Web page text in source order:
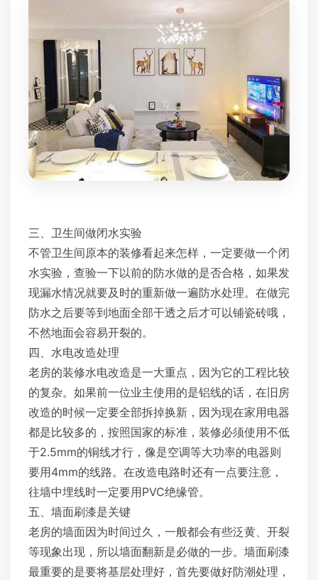
三、卫生间做闭水实验
不管卫生间原本的装修看起来怎样，一定要做一个闭
水实验，查验一下以前的防水做的是否合格，如果发
现漏水情况就要及时的重新做一遍防水处理。在做完
防水之后要等到地面全部干透之后才可以铺瓷砖哦，
不然地面会容易开裂的。
四、水电改造处理
老房的装修水电改造是一大重点，因为它的工程比较
的复杂。如果前一位业主使用的是铝线的话，在旧房
改造的时候一定要全部拆掉换新，因为现在家用电器
都是比较多的，按照国家的标准，装修必须使用不低
于2.5mm的铜线才行，像是空调等大功率的电器则
要用4mm的线路。在改造电路时还有一点要注意，
往墙中埋线时一定要用PVC绝缘管。
五、墙面刷漆是关键
老房的墙面因为时间过久，一般都会有些泛黄、开裂
等现象出现，所以墙面翻新是必做的一步。墙面刷漆
最重要的是要将基层处理好，首先要做好防潮处理，